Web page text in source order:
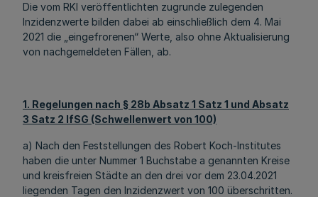
Die vom RKI veröffentlichten zugrunde zulegenden
Inzidenzwerte bilden dabei ab einschließlich dem 4. Mai
2021 die „eingefrorenen“ Werte, also ohne Aktualisierung
von nachgemeldeten Fällen, ab.
1. Regelungen nach § 28b Absatz 1 Satz 1 und Absatz
3 Satz 2 IfSG (Schwellenwert von 100)
a) Nach den Feststellungen des Robert Koch-Institutes
haben die unter Nummer 1 Buchstabe a genannten Kreise
und kreisfreien Städte an den drei vor dem 23.04.2021
liegenden Tagen den Inzidenzwert von 100 überschritten.